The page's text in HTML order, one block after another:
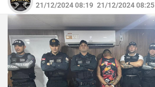
21/12/2024 08:19 21/12/2024 08:25